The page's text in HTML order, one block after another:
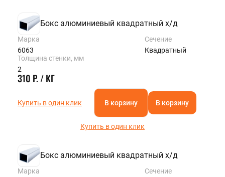
Бокс алюминиевый квадратный х/д
Марка
6063
Сечение
Квадратный
Толщина стенки, мм
2
310 Р. / КГ
Купить в один клик В корзину В корзину
Купить в один клик
Бокс алюминиевый квадратный х/д
Марка
Сечение